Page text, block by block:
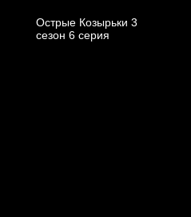
Острые Козырьки 3
cезон 6 cерия